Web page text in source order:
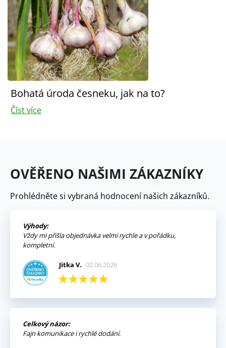
Bohatá úroda česneku, jak na to?
Číst více
OVĚŘENO NAŠIMI ZÁKAZNÍKY
Prohlédněte si vybraná hodnocení našich zákazníků.
Výhody:
Vždy mi přišla objednávka velmi rychle a v pořádku,
kompletní.
Jitka V. 02.06.2026
Celkový názor:
Fajn komunikace i rychlé dodání.